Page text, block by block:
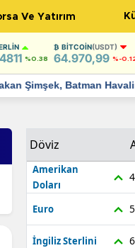
Ve Yatırım
%0.38
BITCOIN(USDT)
64.970,99 %-
Şimşek, Batman
verici açıklamalarda
Döviz
Amerikan
Doları
Euro
İngiliz Sterlini